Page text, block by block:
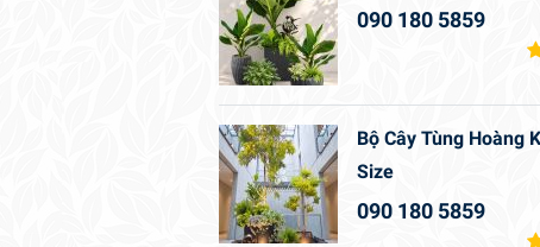
090 180 5859
Bộ Cây Tùng Hoàng
Size
090 180 5859